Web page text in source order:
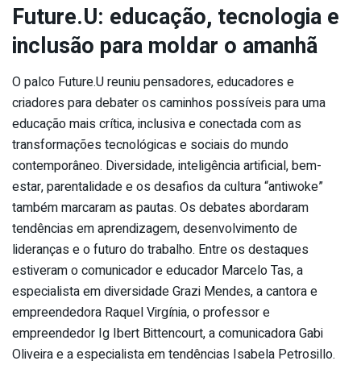
Future.U: educação, tecnologia e
inclusão para moldar o amanhã
O palco Future.U reuniu pensadores, educadores e
criadores para debater os caminhos possíveis para uma
educação mais crítica, inclusiva e conectada com as
transformações tecnológicas e sociais do mundo
contemporâneo. Diversidade, inteligência artificial, bem-
estar, parentalidade e os desafios da cultura “antiwoke”
também marcaram as pautas. Os debates abordaram
tendências em aprendizagem, desenvolvimento de
lideranças e o futuro do trabalho. Entre os destaques
estiveram o comunicador e educador Marcelo Tas, a
especialista em diversidade Grazi Mendes, a cantora e
empreendedora Raquel Virgínia, o professor e
empreendedor Ig Ibert Bittencourt, a comunicadora Gabi
Oliveira e a especialista em tendências Isabela Petrosillo.